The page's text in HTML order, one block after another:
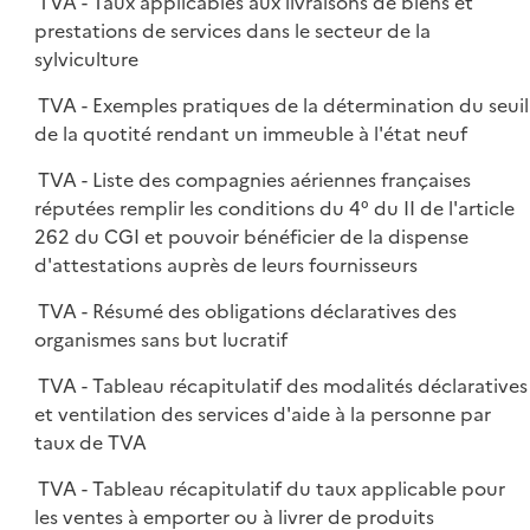
prestations de services dans le secteur de la
sylviculture
TVA - Exemples pratiques de la détermination du seuil
de la quotité rendant un immeuble à l'état neuf
TVA - Liste des compagnies aériennes françaises
réputées remplir les conditions du 4° du II de l'article
262 du CGI et pouvoir bénéficier de la dispense
d'attestations auprès de leurs fournisseurs
TVA - Résumé des obligations déclaratives des
organismes sans but lucratif
TVA - Tableau récapitulatif des modalités déclaratives
et ventilation des services d'aide à la personne par
taux de TVA
TVA - Tableau récapitulatif du taux applicable pour
les ventes à emporter ou à livrer de produits